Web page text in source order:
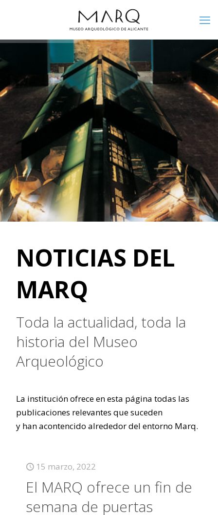
NOTICIAS DEL
MARQ
Toda la actualidad, toda la
historia del Museo
Arqueológico
La institución ofrece en esta página todas las
publicaciones relevantes que suceden
y han acontencido alrededor del entorno Marq.
15 marzo, 2022
El MARQ ofrece un fin de
semana de puertas